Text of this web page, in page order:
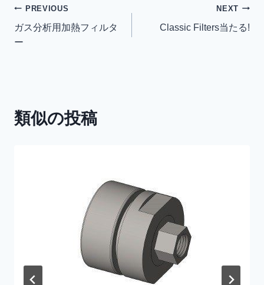
稿
る
投
稿
ゲ
PREVIOUS
ガス分析用加熱フィルタ
ー
NEXT
Classic Filters当たる!
類似の投稿